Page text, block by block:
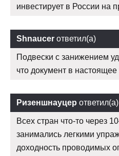
инвестирует в России на
Shnaucer ответил(а)
Подвески с занижением
что документ в
Ризеншнауцер ответил(а)
Всех стран что-то через
занимались легкими
доходность проводимых